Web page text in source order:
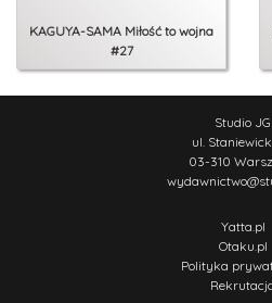
KAGUYA-SAMA Miłość to wojna
#27
Studio JG
ul.
03-310
wydawnictwo@
Yatta.pl
Otaku.pl
Polityka